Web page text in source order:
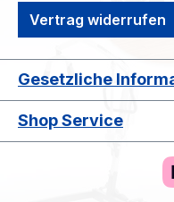
Vertrag widerrufen
Gesetzliche
Shop Service